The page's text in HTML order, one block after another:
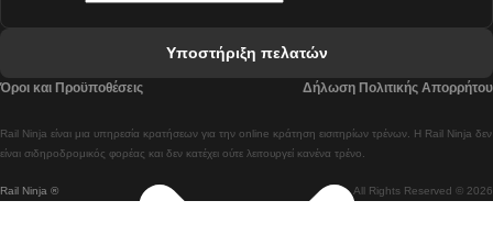
Λισαβόνα προς Λάγος Tρένο
Λισαβόνα προς Μαδρίτη Τρένα
Rail Ninja ® All Rights Reserved © 2026
Rail Ninja είναι μια υπηρεσία κρατήσεων για την online κράτηση εισιτηρίων τρένων. Η Rail Ninja δεν
είναι σιδηροδρομικός φορέας και δεν κατέχει ούτε λειτουργεί κανένα τρένο.
Υποστήριξη πελατών
Όροι και Προϋποθέσεις Δήλωση Πολιτικής Απορρήτου